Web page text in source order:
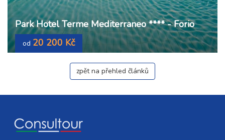
Park Hotel Terme Mediterraneo **** - Forio
od 20 200 Kč
zpět na přehled článků